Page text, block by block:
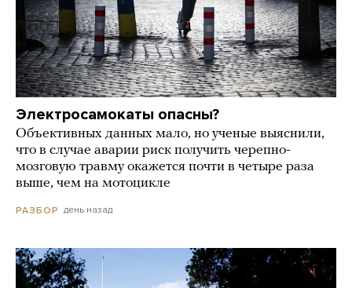
Электросамокаты опасны?
Объективных данных мало, но ученые выяснили,
что в случае аварии риск получить черепно-
мозговую травму окажется почти в четыре раза
выше, чем на мотоцикле
РАЗБОР день назад